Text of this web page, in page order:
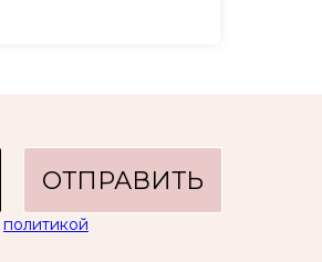
политикой
ОТПРАВИТЬ